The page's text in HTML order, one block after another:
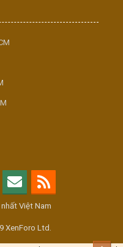
Việt Nam
XenForo Ltd.